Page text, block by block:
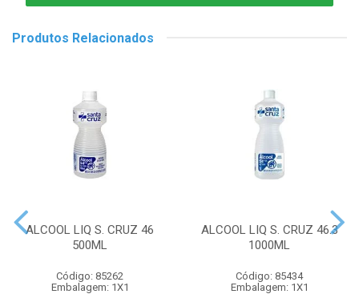
Produtos Relacionados
ALCOOL LIQ S. CRUZ 46
500ML
Código: 85262
Embalagem: 1X1
ALCOOL LIQ S. CRUZ 46.3
1000ML
Código: 85434
Embalagem: 1X1